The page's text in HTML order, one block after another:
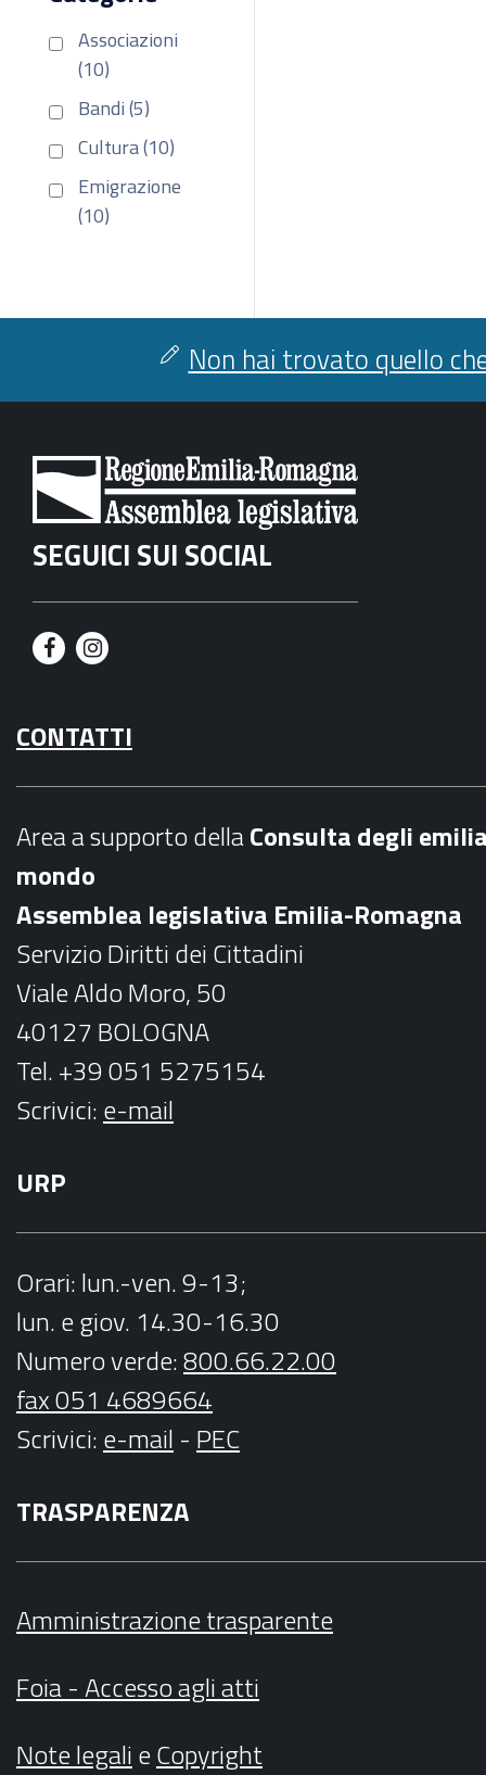
Associazioni
(10)
Bandi (5)
Cultura (10)
Emigrazione
(10)
Non hai trovato quello
SEGUICI SUI SOCIAL
F
c
e
o
k
I
s
t
r
a
m
CONTATTI
Area a supporto dellaConsulta degli
mondo
Assemblea legislativa Emilia-Romagna
Servizio Diritti dei Cittadini
Viale Aldo Moro, 50
40127 BOLOGNA
Tel. +39 051 5275154
Scrivici:e-mail
URP
Orari: lun.-ven. 9-13;
lun. e giov. 14.30-16.30
Numero verde:800.66.22.00
fax 051 4689664
Scrivici:e-mail - PEC
TRASPARENZA
Amministrazione trasparente
Foia - Accesso agli atti
Note legalieCopyright